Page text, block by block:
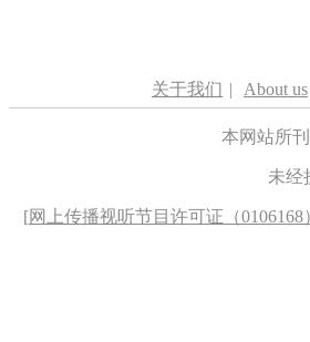
关于我们 | About us
本网站所
未经
[网上传播视听节目许可证（0106168